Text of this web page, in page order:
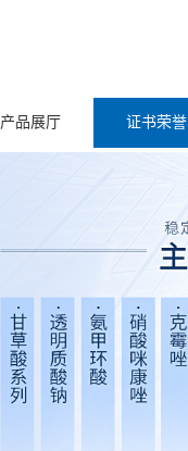
产品展厅 证书荣誉